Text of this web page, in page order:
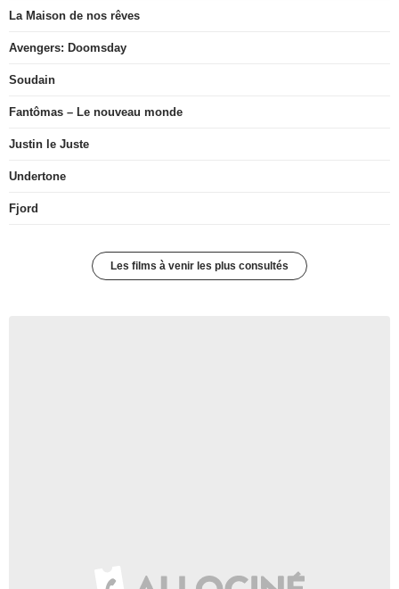
La Maison de nos rêves
Avengers: Doomsday
Soudain
Fantômas – Le nouveau monde
Justin le Juste
Undertone
Fjord
Les films à venir les plus consultés